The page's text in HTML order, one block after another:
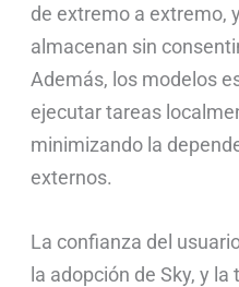
de extremo a extremo,
almacenan sin
Además, los modelos
ejecutar tareas
minimizando la
externos.
La confianza del
la adopción de Sky, y